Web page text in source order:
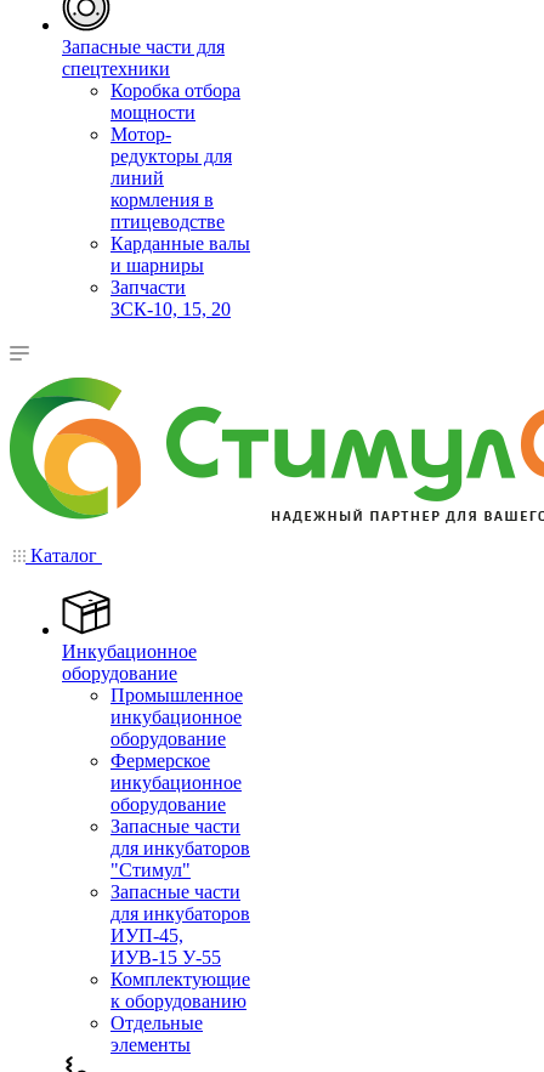
Запасные части для
спецтехники
Коробка отбора
мощности
Мотор-
редукторы для
линий
кормления в
птицеводстве
Карданные валы
и шарниры
Запчасти
ЗСК-10, 15, 20
Каталог
Инкубационное
оборудование
Промышленное
инкубационное
оборудование
Фермерское
инкубационное
оборудование
Запасные части
для инкубаторов
"Стимул"
Запасные части
для инкубаторов
ИУП-45,
ИУВ-15 У-55
Комплектующие
к оборудованию
Отдельные
элементы